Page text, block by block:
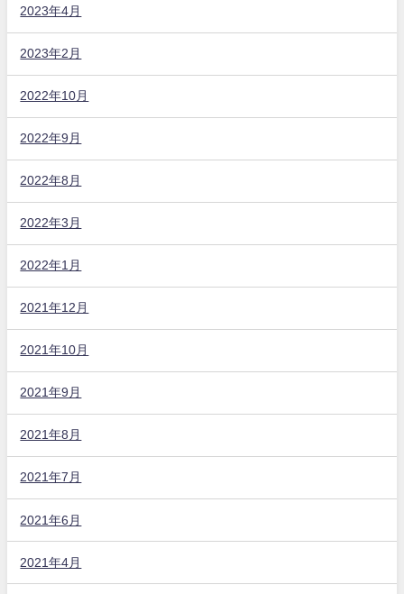
2023年4月
2023年2月
2022年10月
2022年9月
2022年8月
2022年3月
2022年1月
2021年12月
2021年10月
2021年9月
2021年8月
2021年7月
2021年6月
2021年4月